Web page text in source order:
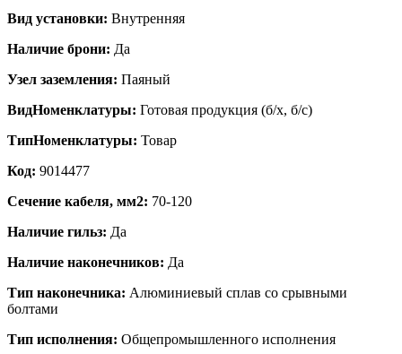
Вид установки: Внутренняя
Наличие брони: Да
Узел заземления: Паяный
ВидНоменклатуры: Готовая продукция (б/х, б/с)
ТипНоменклатуры: Товар
Код: 9014477
Сечение кабеля, мм2: 70-120
Наличие гильз: Да
Наличие наконечников: Да
Тип наконечника: Алюминиевый сплав со срывными
болтами
Тип исполнения: Общепромышленного исполнения